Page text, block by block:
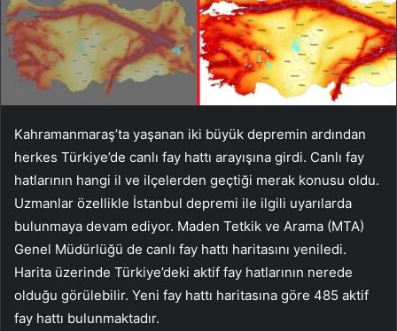
Kahramanmaraş’ta yaşanan iki büyük depremin ardından
herkes Türkiye’de canlı fay hattı arayışına girdi. Canlı fay
hatlarının hangi il ve ilçelerden geçtiği merak konusu oldu.
Uzmanlar özellikle İstanbul depremi ile ilgili uyarılarda
bulunmaya devam ediyor. Maden Tetkik ve Arama (MTA)
Genel Müdürlüğü de canlı fay hattı haritasını yeniledi.
Harita üzerinde Türkiye’deki aktif fay hatlarının nerede
olduğu görülebilir. Yeni fay hattı haritasına göre 485 aktif
fay hattı bulunmaktadır.